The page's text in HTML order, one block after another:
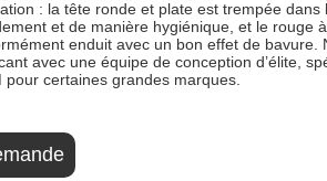
: la tête ronde et plate est trempée dans
et de manière hygiénique, et le rouge
enduit avec un bon effet de bavure.
avec une équipe de conception d’élite,
pour certaines grandes marques.